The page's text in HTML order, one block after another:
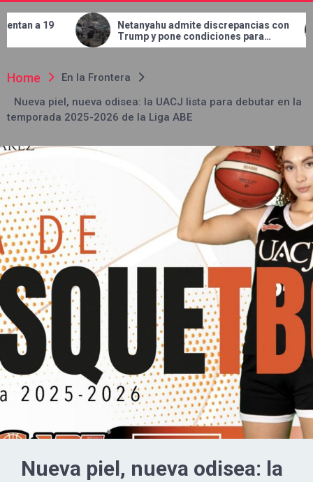
Netanyahu admite discrepancias con
Trump y pone condiciones para
retirar tropas de Gaza
Concluye
en el bulevar
Home
En la Frontera
Nueva piel, nueva odisea: la UACJ lista para debutar en la
temporada 2025-2026 de la Liga ABE
Nueva piel, nueva odisea: la